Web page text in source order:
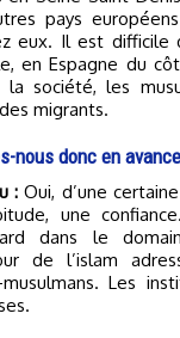
pays
eux. Il est difficile
en Espagne du
société, les
migrants.
nous donc en
: Oui, d’une
une
dans le
de l’islam
Les